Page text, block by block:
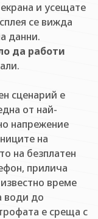
и усещате
се вижда
данни.
да работи
сценарий е
от най-
напрежение
на
на безплатен
прилича
време
води до
е среща с